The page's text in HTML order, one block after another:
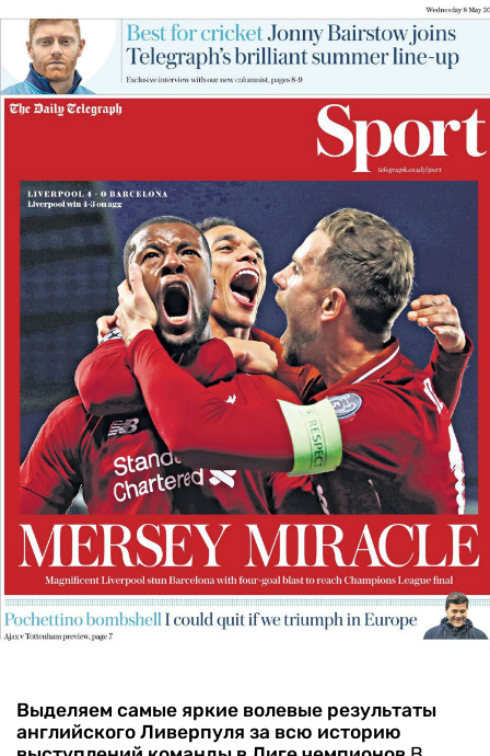
Выделяем самые яркие волевые результаты
английского Ливерпуля за всю историю